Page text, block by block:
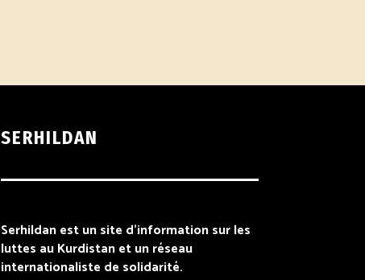
SERHILDAN
Serhildan est un site d’information sur les
luttes au Kurdistan et un réseau
internationaliste de solidarité.